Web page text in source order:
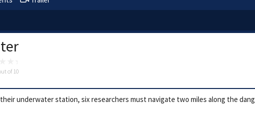
of 10
underwater station, six researchers must navigate two miles along the